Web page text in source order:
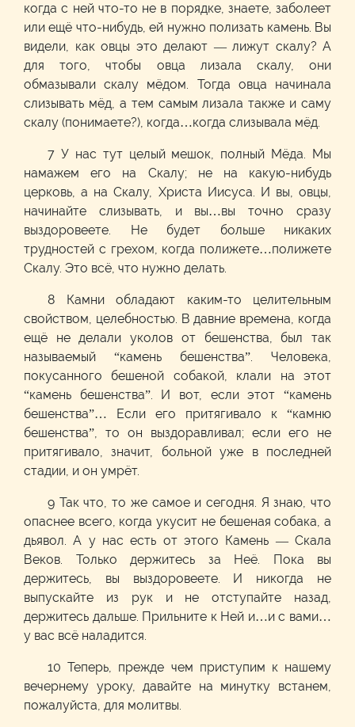
когда с ней что-то не в порядке, знаете, заболеет
или ещё что-нибудь, ей нужно полизать камень. Вы
видели, как овцы это делают — лижут скалу? А
для того, чтобы овца лизала скалу, они
обмазывали скалу мёдом. Тогда овца начинала
слизывать мёд, а тем самым лизала также и саму
скалу (понимаете?), когда…когда слизывала мёд.
7 У нас тут целый мешок, полный Мёда. Мы
намажем его на Скалу; не на какую-нибудь
церковь, а на Скалу, Христа Иисуса. И вы, овцы,
начинайте слизывать, и вы…вы точно сразу
выздоровеете. Не будет больше никаких
трудностей с грехом, когда полижете…полижете
Скалу. Это всё, что нужно делать.
8 Камни обладают каким-то целительным
свойством, целебностью. В давние времена, когда
ещё не делали уколов от бешенства, был так
называемый “камень бешенства”. Человека,
покусанного бешеной собакой, клали на этот
“камень бешенства”. И вот, если этот “камень
бешенства”… Если его притягивало к “камню
бешенства”, то он выздоравливал; если его не
притягивало, значит, больной уже в последней
стадии, и он умрёт.
9 Так что, то же самое и сегодня. Я знаю, что
опаснее всего, когда укусит не бешеная собака, а
дьявол. А у нас есть от этого Камень — Скала
Веков. Только держитесь за Неё. Пока вы
держитесь, вы выздоровеете. И никогда не
выпускайте из рук и не отступайте назад,
держитесь дальше. Прильните к Ней и…и с вами…
у вас всё наладится.
10 Теперь, прежде чем приступим к нашему
вечернему уроку, давайте на минутку встанем,
пожалуйста, для молитвы.